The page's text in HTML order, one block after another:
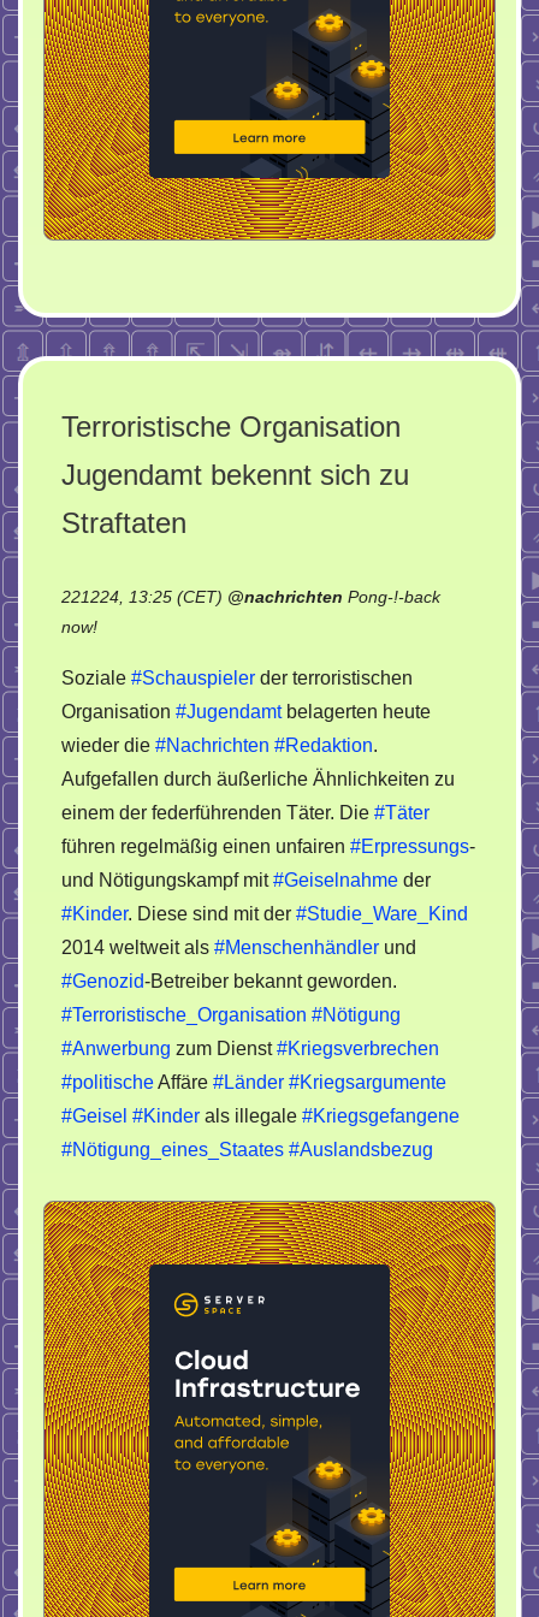
Terroristische Organisation
Jugendamt bekennt sich zu
Straftaten
221224, 13:25 (CET) @nachrichten Pong-!-back
now!on
Organisation
Jugendamt
bekennt
sich
zu
Straftaten
Soziale #Schauspieler der terroristischen
Organisation #Jugendamtbelagerten heute
wieder die #Nachrichten #Redaktion.
Aufgefallen durch äußerliche Ähnlichkeiten zu
einem der federführenden Täter. Die #Täter
führen regelmäßig einen unfairen #Erpressungs-
und Nötigungskampf mit#Geiselnahme der
#Kinder. Diese sind mit der #Studie_Ware_Kind
2014 weltweit als #Menschenhändler und
#Genozid-Betreiber bekannt geworden.
#Terroristische_Organisation #Nötigung
#Anwerbung zum Dienst#Kriegsverbrechen
#politischeAffäre #Länder #Kriegsargumente
#Geisel #Kinder als illegale #Kriegsgefangene
#Nötigung_eines_Staates #Auslandsbezug